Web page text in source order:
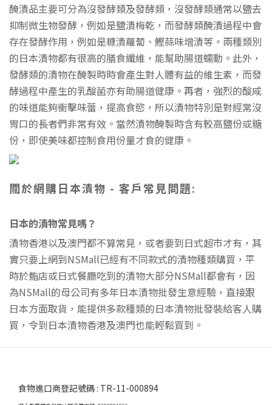
醃漬品主要可分為沒發酵類及發酵類，沒發酵類通常以鹽去
抑制微生物發酵，例如是鹽漬梅乾，而發酵類醃漬過程中會
存在發酵作用，例如是糠漬蘿蔔、鰹蒜味增漬等。兩種類別
的日本漬物都有很高的膳食纖維，能幫助腸道蠕動。此外，
發酵類的漬物在醃製時時會產生對人體有益的維生素，而發
酵過程中產生的乳酸菌亦有助腸道健康。再者，強烈的酸咸
的味道能夠衝擊味蕾，提高食慾，所以漬物特別是對經常沒
胃口的長者們非常有效。當然漬物醃製時含有較高鹽份或糖
份，即使美味都控制食用份量才食的健康。
關於網購日本漬物 - 客戶常見問題:
日本的漬物常見嗎？
漬物香港以及澳門都不算常見，或者要到日式超市才有，其
實只要上網到NSMall已經有不同款式的漬物種類購買，平
時於鮨店或日式餐廳吃到的漬物大部分NSMall都會有，因
為NSMall的母公司有多年日本漬物批發生意經驗，直接跟
日本方面取貨，能提供多款種類的日本漬物批發裝給客人購
買，令到日本漬物香港及澳門也能輕鬆買到。
食物進口商登記號碼 : TR-11-000894